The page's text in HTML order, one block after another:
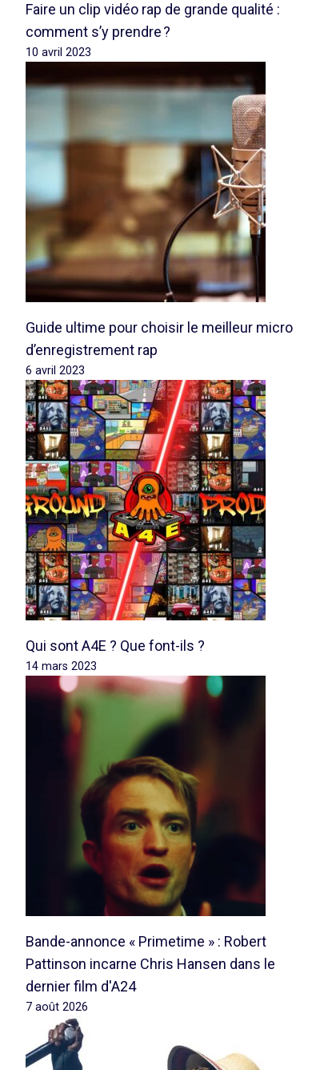
Faire un clip vidéo rap de grande qualité :
comment s’y prendre ?
10 avril 2023
Guide ultime pour choisir le meilleur micro
d’enregistrement rap
6 avril 2023
Qui sont A4E ? Que font-ils ?
14 mars 2023
Bande-annonce « Primetime » : Robert
Pattinson incarne Chris Hansen dans le
dernier film d'A24
7 août 2026